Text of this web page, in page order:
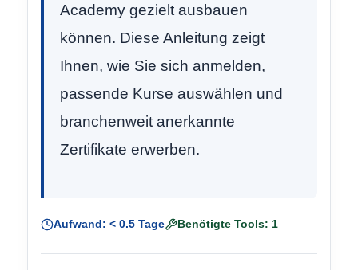
Academy gezielt ausbauen
können. Diese Anleitung zeigt
Ihnen, wie Sie sich anmelden,
passende Kurse auswählen und
branchenweit anerkannte
Zertifikate erwerben.
Aufwand: < 0.5 Tage Benötigte Tools: 1